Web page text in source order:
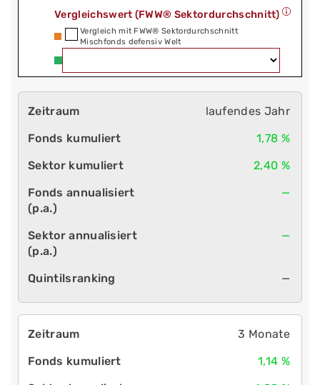
Vergleichswert (FWW® Sektordurchschnitt)
Vergleich mit FWW® Sektordurchschnitt
Mischfonds defensiv Welt
laufendes Jahr
1,78 %
2,40 %
—
—
—
3 Monate
1,14 %